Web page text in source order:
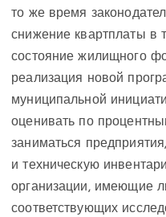
то же время
снижение квартплаты в
состояние жилищного
реализация новой
муниципальной
оценивать по
заниматься
и техническую
организации, имеющие
соответствующих